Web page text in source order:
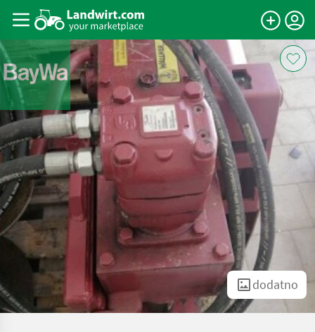
dodatno